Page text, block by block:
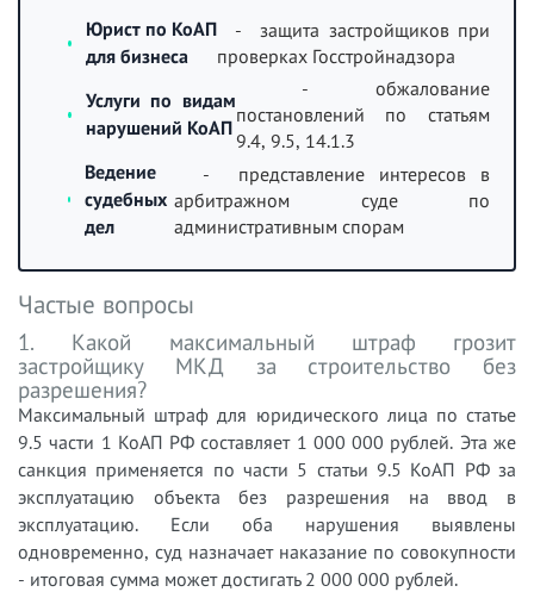
Юрист по КоАП
для бизнеса
- защита застройщиков при
проверках Госстройнадзора
Услуги по видам
нарушений КоАП
- обжалование
постановлений по статьям
9.4, 9.5, 14.1.3
Ведение
судебных
дел
- представление интересов в
арбитражном суде по
административным спорам
Частые вопросы
1. Какой максимальный штраф грозит
застройщику МКД за строительство без
разрешения?
Максимальный штраф для юридического лица по статье
9.5 части 1 КоАП РФ составляет 1 000 000 рублей. Эта же
санкция применяется по части 5 статьи 9.5 КоАП РФ за
эксплуатацию объекта без разрешения на ввод в
эксплуатацию. Если оба нарушения выявлены
одновременно, суд назначает наказание по совокупности
- итоговая сумма может достигать 2 000 000 рублей.